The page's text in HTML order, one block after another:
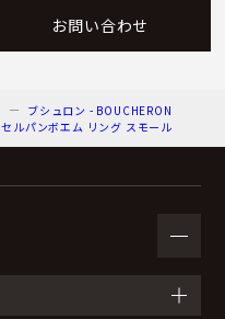
お問い合わせ
ブシュロン - BOUCHERON
セルパンボエム リング スモール